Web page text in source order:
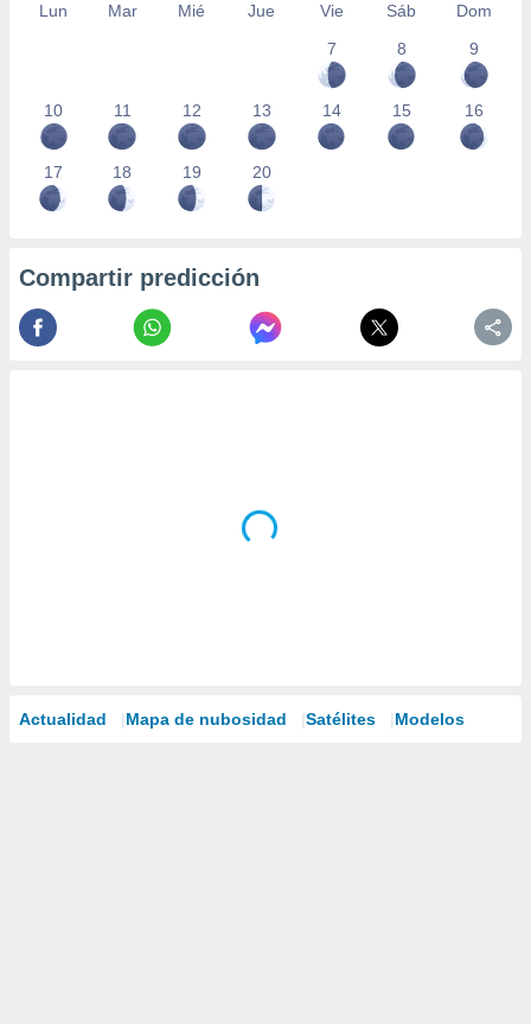
Lun Mar Mié Jue Vie Sáb
Dom
7
8 9
10 11 12 13 14 15 16
17 18 19 20
Compartir predicción
Actualidad Mapa de nubosidad Satélites Modelos